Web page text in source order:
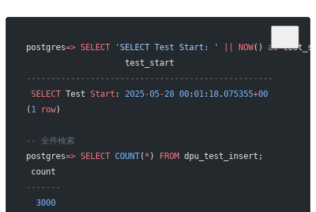
postgres=> SELECT 'SELECT Test Start: ' NOW() as
                    test_start
--------------------------------------------------
SELECT Test Start : 2025-05-28 00:01 : 18.075355+00
( 1 row)
-- 全件検索
postgres=> SELECT COUNT( * ) FROM dpu_test_insert;
count
-------
  3000